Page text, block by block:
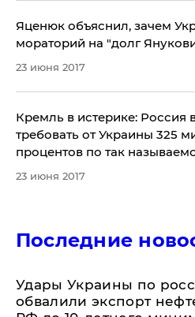
Яценюк объяснил, зачем
мораторий на "долг
23 июня 2017
Кремль в истерике: Россия
требовать от Украины 325
процентов по так
23 июня 2017
Последние
Удары Украины по
обвалили экспорт